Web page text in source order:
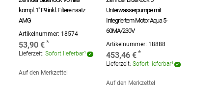
kompl. 1" F9 inkl. Filtereinsatz
AMG
Artikelnummer: 18574
53,90 €
Lieferzeit: Sofort lieferbar¹
Auf den Merkzettel
Unterwasserpumpe mit
Integriertem Motor Aqua 5-
60MA/230V
Artikelnummer: 18888
453,46 €
Lieferzeit: Sofort lieferbar¹
Auf den Merkzettel